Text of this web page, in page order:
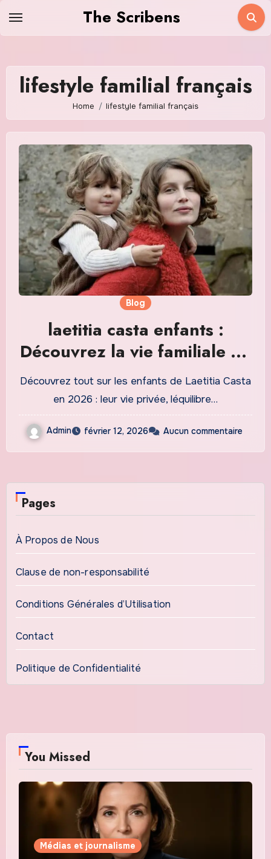
The Scribens
lifestyle familial français
Home lifestyle familial français
Blog
laetitia casta enfants :
Découvrez la vie familiale de
la star française en 2026
Découvrez tout sur les enfants de Laetitia Casta
en 2026 : leur vie privée, léquilibre…
Admin février 12, 2026 Aucun commentaire
Pages
À Propos de Nous
Clause de non-responsabilité
Conditions Générales d’Utilisation
Contact
Politique de Confidentialité
You Missed
Médias et journalisme